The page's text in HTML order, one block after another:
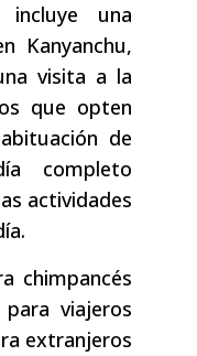
incluye una
Kanyanchu,
visita a la
que opten
de
completo
actividades
chimpancés
viajeros
extranjeros